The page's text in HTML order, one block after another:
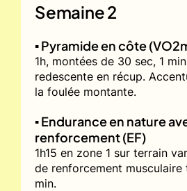
Semaine 2
▪️ Pyramide en côte
1h, montées de 30 sec, 1
redescente en récup.
la foulée montante.
▪️ Endurance en nature
renforcement (EF)
1h15 en zone 1 sur terrain
de renforcement musculaire
min.